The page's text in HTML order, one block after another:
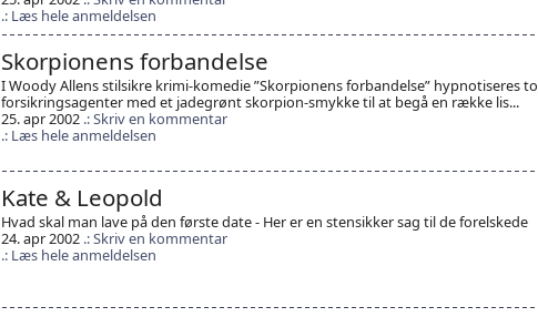
Læs hele anmeldelsen
Skorpionens forbandelse
I Woody Allens stilsikre krimi-komedie ”Skorpionens forbandelse” hypnotiseres to
forsikringsagenter med et jadegrønt skorpion-smykke til at begå en række lis...
25. apr 2002
Skriv en kommentar
Læs hele anmeldelsen
Kate & Leopold
Hvad skal man lave på den første date - Her er en stensikker sag til de forelskede
24. apr 2002
Skriv en kommentar
Læs hele anmeldelsen